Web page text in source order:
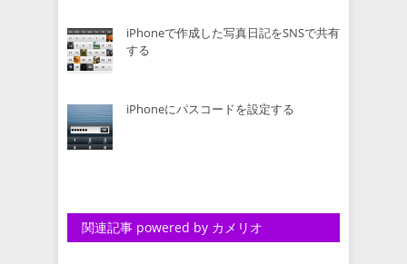
iPhoneで作成した写真日記をSNSで共有
する
iPhoneにパスコードを設定する
関連記事 powered by カメリオ